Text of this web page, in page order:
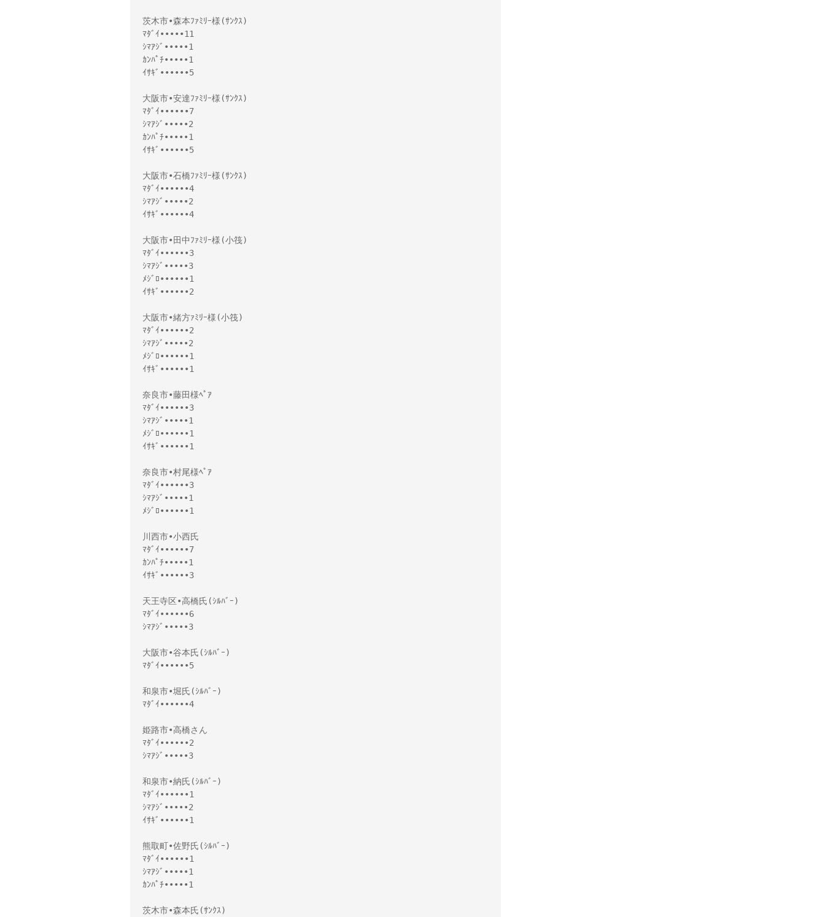
茨木市•森本ﾌｧﾐﾘｰ様(ｻﾝｸｽ)
ﾏﾀﾞｲ•••••11
ｼﾏｱｼﾞ•••••1
ｶﾝﾊﾟﾁ•••••1
ｲｻｷﾞ••••••5
大阪市•安達ﾌｧﾐﾘｰ様(ｻﾝｸｽ)
ﾏﾀﾞｲ••••••7
ｼﾏｱｼﾞ•••••2
ｶﾝﾊﾟﾁ•••••1
ｲｻｷﾞ••••••5
大阪市•石橋ﾌｧﾐﾘｰ様(ｻﾝｸｽ)
ﾏﾀﾞｲ••••••4
ｼﾏｱｼﾞ•••••2
ｲｻｷﾞ••••••4
大阪市•田中ﾌｧﾐﾘｰ様(小筏)
ﾏﾀﾞｲ••••••3
ｼﾏｱｼﾞ•••••3
ﾒｼﾞﾛ••••••1
ｲｻｷﾞ••••••2
大阪市•緒方ｧﾐﾘｰ様(小筏)
ﾏﾀﾞｲ••••••2
ｼﾏｱｼﾞ•••••2
ﾒｼﾞﾛ••••••1
ｲｻｷﾞ••••••1
奈良市•藤田様ﾍﾟｱ
ﾏﾀﾞｲ••••••3
ｼﾏｱｼﾞ•••••1
ﾒｼﾞﾛ••••••1
ｲｻｷﾞ••••••1
奈良市•村尾様ﾍﾟｱ
ﾏﾀﾞｲ••••••3
ｼﾏｱｼﾞ•••••1
ﾒｼﾞﾛ••••••1
川西市•小西氏
ﾏﾀﾞｲ••••••7
ｶﾝﾊﾟﾁ•••••1
ｲｻｷﾞ••••••3
天王寺区•高橋氏(ｼﾙﾊﾞｰ)
ﾏﾀﾞｲ••••••6
ｼﾏｱｼﾞ•••••3
大阪市•谷本氏(ｼﾙﾊﾞｰ)
ﾏﾀﾞｲ••••••5
和泉市•堀氏(ｼﾙﾊﾞｰ)
ﾏﾀﾞｲ••••••4
姫路市•高橋さん
ﾏﾀﾞｲ••••••2
ｼﾏｱｼﾞ•••••3
和泉市•納氏(ｼﾙﾊﾞｰ)
ﾏﾀﾞｲ••••••1
ｼﾏｱｼﾞ•••••2
ｲｻｷﾞ••••••1
熊取町•佐野氏(ｼﾙﾊﾞｰ)
ﾏﾀﾞｲ••••••1
ｼﾏｱｼﾞ•••••1
ｶﾝﾊﾟﾁ•••••1
茨木市•森本氏(ｻﾝｸｽ)